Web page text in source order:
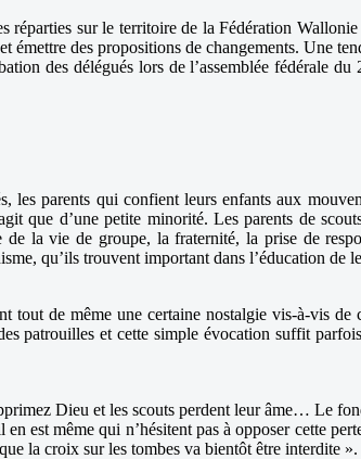
sur le territoire de la Fédération
des propositions de changements. Une
des délégués lors de l’assemblée fédérale
les parents qui confient leurs enfants aux
que d’une petite minorité. Les parents de
de la vie de groupe, la fraternité, la prise de
qu’ils trouvent important dans l’éducation de
tout de même une certaine nostalgie vis-à-vis
patrouilles et cette simple évocation suffit
Dieu et les scouts perdent leur âme… Le
est même qui n’hésitent pas à opposer cette
la croix sur les tombes va bientôt être interdite ».